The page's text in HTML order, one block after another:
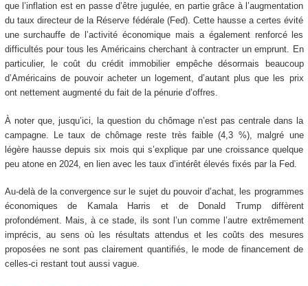
que l’inflation est en passe d’être jugulée, en partie grâce à l’augmentation
du taux directeur de la Réserve fédérale (Fed). Cette hausse a certes évité
une surchauffe de l’activité économique mais a également renforcé les
difficultés pour tous les Américains cherchant à contracter un emprunt. En
particulier, le coût du crédit immobilier empêche désormais beaucoup
d’Américains de pouvoir acheter un logement, d’autant plus que les prix
ont nettement augmenté du fait de la pénurie d’offres.
À noter que, jusqu’ici, la question du chômage n’est pas centrale dans la
campagne. Le taux de chômage reste très faible (4,3 %), malgré une
légère hausse depuis six mois qui s’explique par une croissance quelque
peu atone en 2024, en lien avec les taux d’intérêt élevés fixés par la Fed.
Au-delà de la convergence sur le sujet du pouvoir d’achat, les programmes
économiques de Kamala Harris et de Donald Trump diffèrent
profondément. Mais, à ce stade, ils sont l’un comme l’autre extrêmement
imprécis, au sens où les résultats attendus et les coûts des mesures
proposées ne sont pas clairement quantifiés, le mode de financement de
celles-ci restant tout aussi vague.